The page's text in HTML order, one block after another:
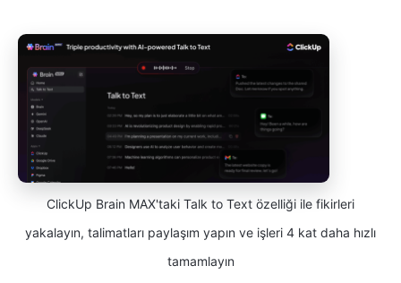
ClickUp Brain MAX'taki Talk to Text özelliği ile fikirleri
yakalayın, talimatları paylaşım yapın ve işleri 4 kat daha hızlı
tamamlayın